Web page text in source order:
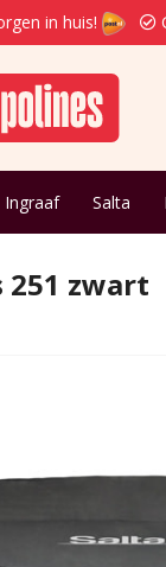
in huis!
Ingraaf Salta
251 zwart